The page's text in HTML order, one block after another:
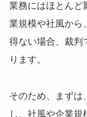
業務にはほとんど
業規模や社風から
得ない場合、裁判
ります。
そのため、まずは
し、社風や企業